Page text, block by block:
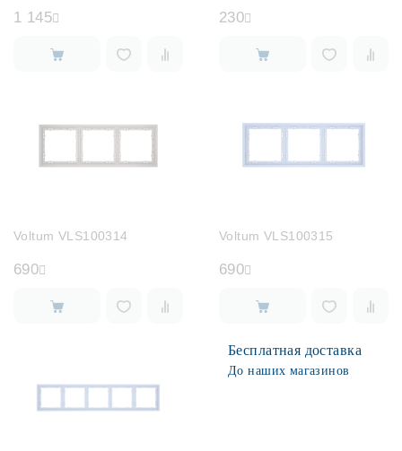
1 145 230
Voltum VLS100314
690
Voltum VLS100315
690
Бесплатная доставка
До наших магазинов